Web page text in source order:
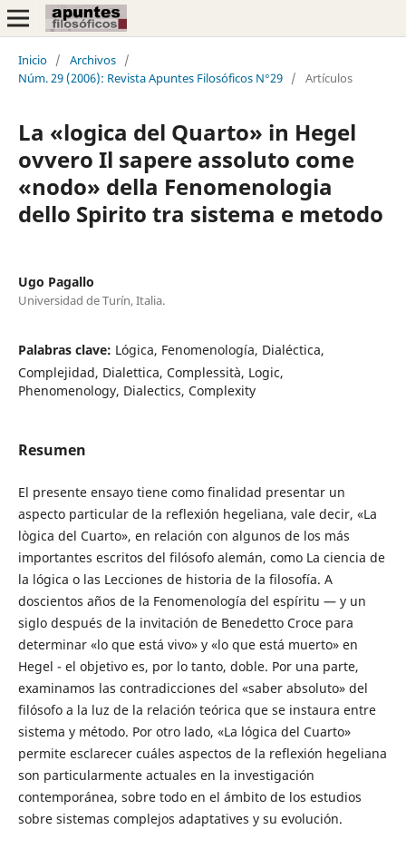
Inicio / Archivos /
Núm. 29 (2006): Revista Apuntes Filosóficos N°29 / Artículos
La «logica del Quarto» in Hegel
ovvero Il sapere assoluto come
«nodo» della Fenomenologia
dello Spirito tra sistema e metodo
Ugo Pagallo
Universidad de Turín, Italia.
Palabras clave: Lógica, Fenomenología, Dialéctica,
Complejidad, Dialettica, Complessità, Logic,
Phenomenology, Dialectics, Complexity
Resumen
El presente ensayo tiene como finalidad presentar un
aspecto particular de la reflexión hegeliana, vale decir, «La
lògica del Cuarto», en relación con algunos de los más
importantes escritos del filósofo alemán, como La ciencia de
la lógica o las Lecciones de historia de la filosofía. A
doscientos años de la Fenomenología del espíritu — y un
siglo después de la invitación de Benedetto Croce para
determinar «lo que está vivo» y «lo que está muerto» en
Hegel - el objetivo es, por lo tanto, doble. Por una parte,
examinamos las contradicciones del «saber absoluto» del
filósofo a la luz de la relación teórica que se instaura entre
sistema y método. Por otro lado, «La lógica del Cuarto»
permite esclarecer cuáles aspectos de la reflexión hegeliana
son particularmente actuales en la investigación
contemporánea, sobre todo en el ámbito de los estudios
sobre sistemas complejos adaptatives y su evolución.